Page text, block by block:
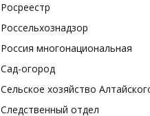
Росреестр
Россельхознадзор
Россия многонациональная
Сад-огород
Сельское хозяйство
Следственный отдел